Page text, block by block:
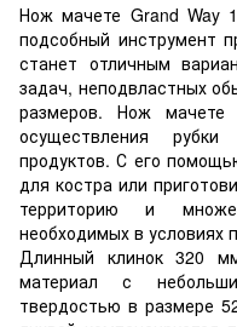
Нож мачете Grand Way
подсобный инструмент
станет отличным
задач, неподвластных
размеров. Нож мачете
осуществления
продуктов. С его
для костра или
территорию и
необходимых в условиях
Длинный клинок 320
материал с
твердостью в размере